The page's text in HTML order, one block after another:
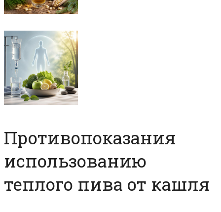
Противопоказания
использованию
теплого пива от кашля